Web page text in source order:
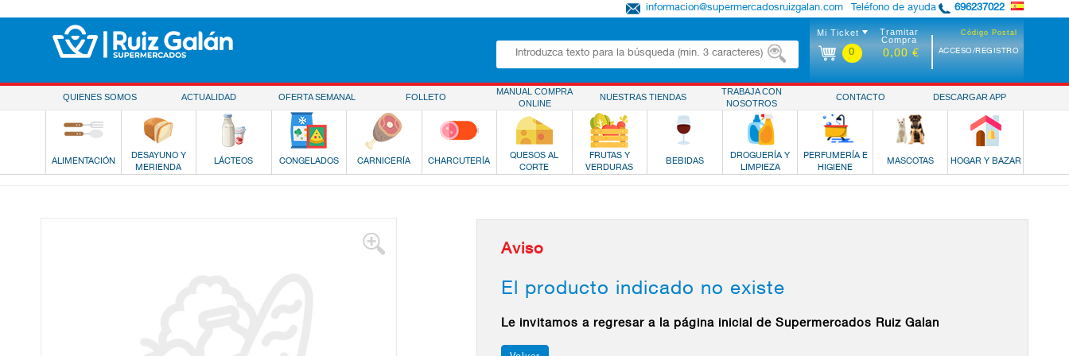
Teléfono de ayuda 696237022
informacion@supermercadosruizgalan.com
Código Postal
ACCESO/REGISTRO
Mi Ticket
0
Tramitar
Compra
0,00 €
QUIENES SOMOS ACTUALIDAD OFERTA SEMANAL FOLLETO
MANUAL COMPRA
ONLINE
NUESTRAS TIENDAS
TRABAJA CON
NOSOTROS
CONTACTO DESCARGAR APP
ALIMENTACIÓN
DESAYUNO Y
MERIENDA
LÁCTEOS CONGELADOS CARNICERÍA CHARCUTERÍA
QUESOS AL
CORTE
FRUTAS Y
VERDURAS
BEBIDAS
DROGUERÍA Y
LIMPIEZA
PERFUMERÍA E
HIGIENE
MASCOTAS HOGAR Y BAZAR
Aviso
El producto indicado no existe
Le invitamos a regresar a la página inicial de Supermercados Ruiz Galan